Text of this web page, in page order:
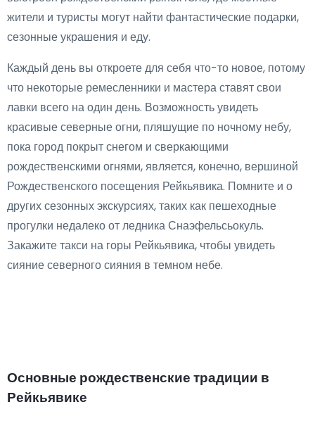
жители и туристы могут найти фантастические подарки,
сезонные украшения и еду.
Каждый день вы откроете для себя что-то новое, потому
что некоторые ремесленники и мастера ставят свои
лавки всего на один день. Возможность увидеть
красивые северные огни, пляшущие по ночному небу,
пока город покрыт снегом и сверкающими
рождественскими огнями, является, конечно, вершиной
Рождественского посещения Рейкьявика. Помните и о
других сезонных экскурсиях, таких как пешеходные
прогулки недалеко от ледника Снаэфельсьокуль.
Закажите такси на горы Рейкьявика, чтобы увидеть
сияние северного сияния в темном небе.
Основные рождественские традиции в
Рейкьявике